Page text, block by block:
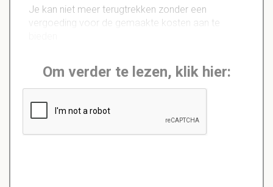
Je kan niet meer terugtrekken zonder een
vergoeding voor de gemaakte kosten aan te
Om verder te lezen, klik hier: